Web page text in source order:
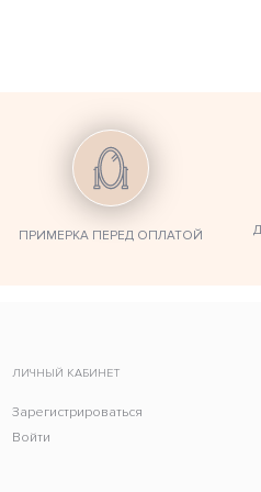
ПРИМЕРКА ПЕРЕД ОПЛАТОЙ
ЛИЧНЫЙ КАБИНЕТ
Зарегистрироваться
Войти